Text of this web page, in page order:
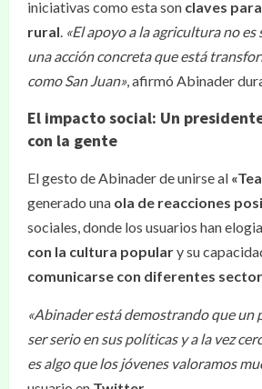
iniciativas como esta son claves
rural. «El apoyo a la agricultura no es
una acción concreta que está
como San Juan», afirmó Abinader
El impacto social: Un
con la gente
El gesto de Abinader de unirse al
generado una ola de reacciones
sociales, donde los usuarios han
con la cultura populary su
comunicarse con diferentes
«Abinader está demostrando que un
ser serio en sus políticas y a la vez
es algo que los jóvenes valoramos